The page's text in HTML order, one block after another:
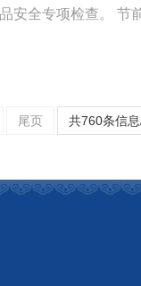
安全专项检查。 节
尾页 共760条信